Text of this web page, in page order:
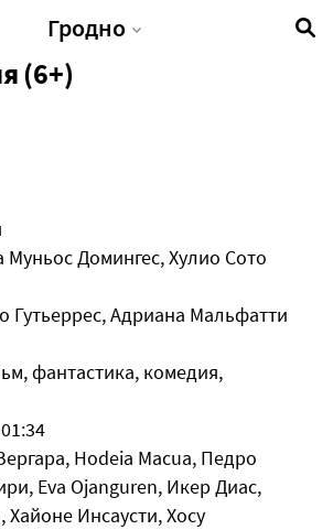
Гродно
(6+)
Муньос Домингес, Хулио Сото
Гутьеррес, Адриана Мальфатти
фантастика, комедия,
Hodeia Macua, Педро
Eva Ojanguren, Икер Диас,
Хайоне Инсаусти, Хосу